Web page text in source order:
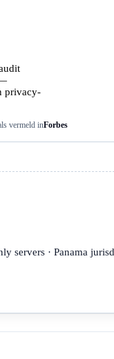
privacy-
vermeld inForbes
servers · Panama